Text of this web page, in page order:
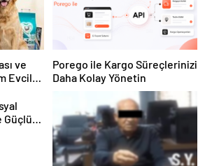
ve
Evcil
Porego ile Kargo Süreçlerinizi
Daha Kolay Yönetin
Güçlü